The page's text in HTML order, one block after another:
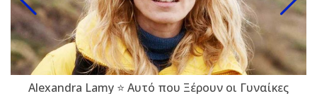
Alexandra Lamy ⭐ Αυτό που Ξέρουν οι Γυναίκες